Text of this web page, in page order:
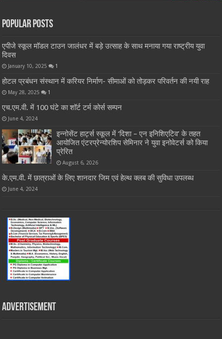
Popular Posts
एपीजे स्कूल मॉडल टाउन जालंधर में बड़े उत्साह के साथ मनाया गया राष्ट्रीय युवा
दिवस
January 10, 2025 1
होटल प्रबंधन संस्थान में करियर निर्माण- सीमाओं को तोड़कर परिवर्तन की नयी राह
May 28, 2025 1
एच.एम.वी. में 100 घंटे का शॉर्ट टर्म कोर्स सम्पन
June 4, 2024
इन्नोसेंट हार्ट्स स्कूल में ‘दिशा – एन इनिशिएटिव’ के तहत
आयोजित एंटरप्रेन्योरशिप सेमिनार ने युवा इनोवेटर्स को किया
प्रेरित
August 6, 2026
के.एम.वी. में छात्राओं के लिए शानदार जिम एवं हेल्थ क्लब की सुविधा उपलब्ध
June 4, 2024
Advertisement